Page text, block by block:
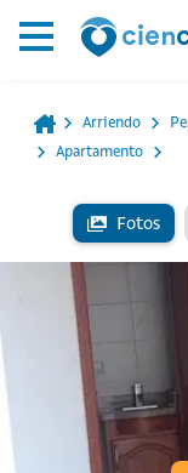
Arriendo
Apartamento
Fotos